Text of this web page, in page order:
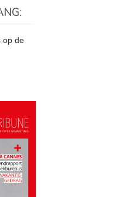
op de